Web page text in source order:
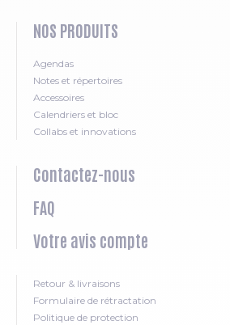
NOS PRODUITS
Agendas
Notes et répertoires
Accessoires
Calendriers et bloc
Collabs et innovations
Contactez-nous
FAQ
Votre avis compte
Retour & livraisons
Formulaire de rétractation
Politique de protection